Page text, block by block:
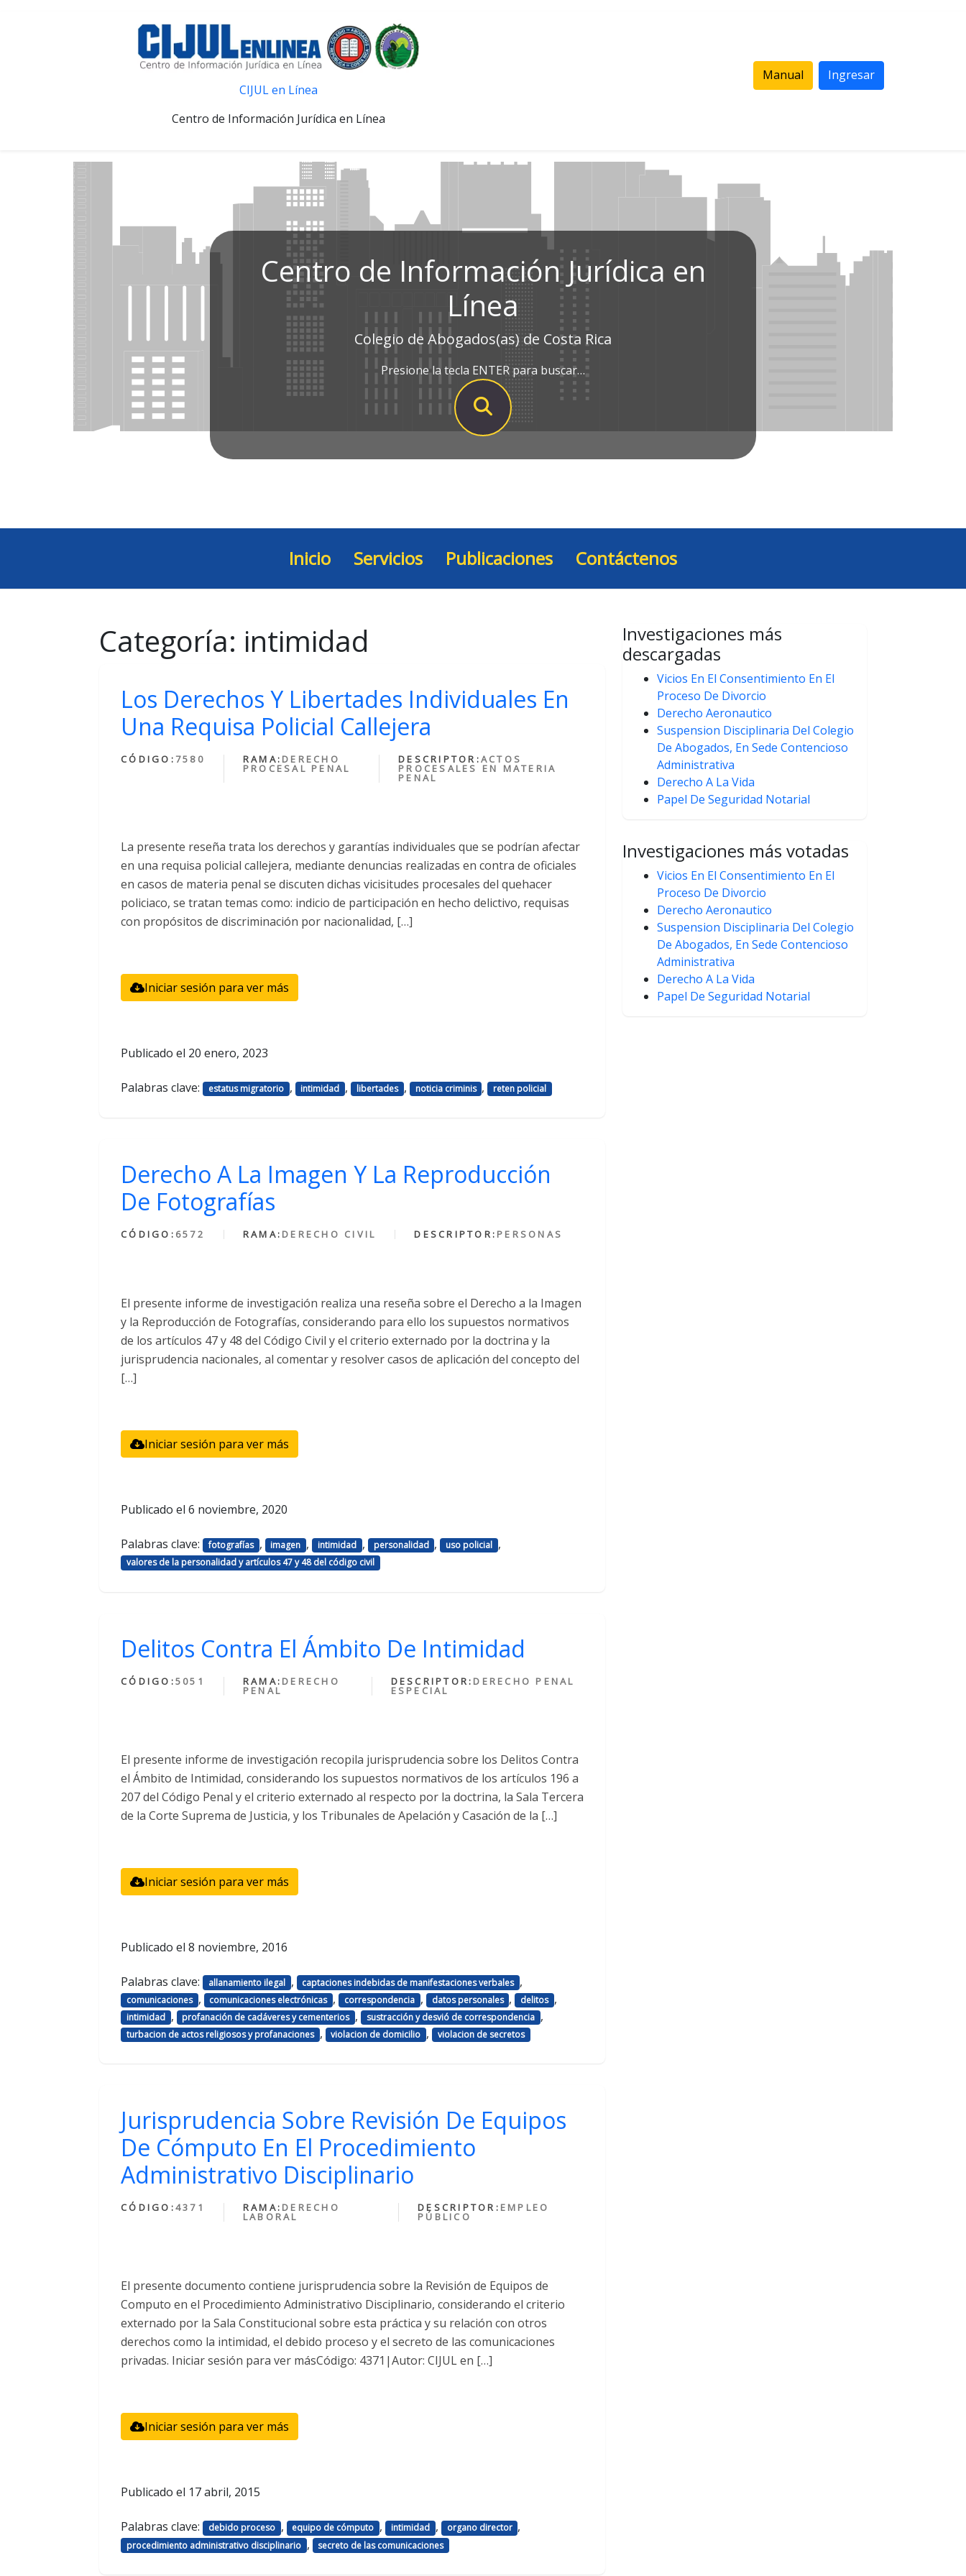
CIJUL en Línea
Centro de Información Jurídica en Línea
Manual Ingresar
Centro de Información Jurídica en
Línea
Colegio de Abogados(as) de Costa Rica
Presione la tecla ENTER para buscar…
Inicio Servicios Publicaciones Contáctenos
Categoría: intimidad
Los Derechos Y Libertades Individuales En
Una Requisa Policial Callejera
CÓDIGO: 7580 RAMA: DERECHO
PROCESAL PENAL
DESCRIPTOR:ACTOS
PROCESALES EN MATERIA
PENAL
La presente reseña trata los derechos y garantías individuales que se podrían afectar
en una requisa policial callejera, mediante denuncias realizadas en contra de oficiales
en casos de materia penal se discuten dichas vicisitudes procesales del quehacer
policiaco, se tratan temas como: indicio de participación en hecho delictivo, requisas
con propósitos de discriminación por nacionalidad, […]
Iniciar sesión para ver más
Publicado el 20 enero, 2023
Palabras clave: estatus migratorio , intimidad , libertades , noticia criminis , reten policial
Derecho A La Imagen Y La Reproducción
De Fotografías
CÓDIGO: 6572 RAMA: DERECHO CIVIL DESCRIPTOR: PERSONAS
El presente informe de investigación realiza una reseña sobre el Derecho a la Imagen
y la Reproducción de Fotografías, considerando para ello los supuestos normativos
de los artículos 47 y 48 del Código Civil y el criterio externado por la doctrina y la
jurisprudencia nacionales, al comentar y resolver casos de aplicación del concepto del
[…]
Iniciar sesión para ver más
Publicado el 6 noviembre, 2020
Palabras clave: fotografías , imagen , intimidad , personalidad , uso policial ,
valores de la personalidad y artículos 47 y 48 del código civil
Delitos Contra El Ámbito De Intimidad
CÓDIGO:5051 RAMA: DERECHO
PENAL
DESCRIPTOR: DERECHO PENAL
ESPECIAL
El presente informe de investigación recopila jurisprudencia sobre los Delitos Contra
el Ámbito de Intimidad, considerando los supuestos normativos de los artículos 196 a
207 del Código Penal y el criterio externado al respecto por la doctrina, la Sala Tercera
de la Corte Suprema de Justicia, y los Tribunales de Apelación y Casación de la […]
Iniciar sesión para ver más
Publicado el 8 noviembre, 2016
Palabras clave: allanamiento ilegal , captaciones indebidas de manifestaciones verbales ,
comunicaciones , comunicaciones electrónicas , correspondencia , datos personales , delitos ,
intimidad , profanación de cadáveres y cementerios , sustracción y desvió de correspondencia ,
turbacion de actos religiosos y profanaciones , violacion de domicilio , violacion de secretos
Jurisprudencia Sobre Revisión De Equipos
De Cómputo En El Procedimiento
Administrativo Disciplinario
CÓDIGO:4371 RAMA: DERECHO
LABORAL
DESCRIPTOR: EMPLEO
PÚBLICO
El presente documento contiene jurisprudencia sobre la Revisión de Equipos de
Computo en el Procedimiento Administrativo Disciplinario, considerando el criterio
externado por la Sala Constitucional sobre esta práctica y su relación con otros
derechos como la intimidad, el debido proceso y el secreto de las comunicaciones
privadas. Iniciar sesión para ver másCódigo: 4371|Autor: CIJUL en […]
Iniciar sesión para ver más
Publicado el 17 abril, 2015
Palabras clave: debido proceso , equipo de cómputo , intimidad , organo director ,
procedimiento administrativo disciplinario , secreto de las comunicaciones
Investigaciones más
descargadas
Vicios En El Consentimiento En El
Proceso De Divorcio
Derecho Aeronautico
Suspension Disciplinaria Del Colegio
De Abogados, En Sede Contencioso
Administrativa
Derecho A La Vida
Papel De Seguridad Notarial
Investigaciones más votadas
Vicios En El Consentimiento En El
Proceso De Divorcio
Derecho Aeronautico
Suspension Disciplinaria Del Colegio
De Abogados, En Sede Contencioso
Administrativa
Derecho A La Vida
Papel De Seguridad Notarial